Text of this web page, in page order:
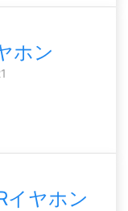
ホン
イヤホン